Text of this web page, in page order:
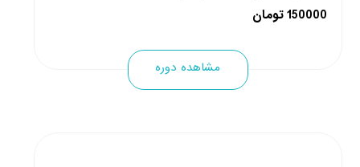
150000 تومان
مشاهده دوره